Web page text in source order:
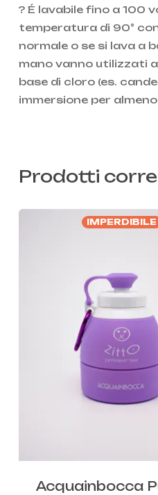
? É lavabile fino a 100
temperatura di 90°
normale o se si lava a
mano vanno utilizzati
base di cloro (es.
immersione per
Prodotti
IMPERDIBILE
Acquainbocca